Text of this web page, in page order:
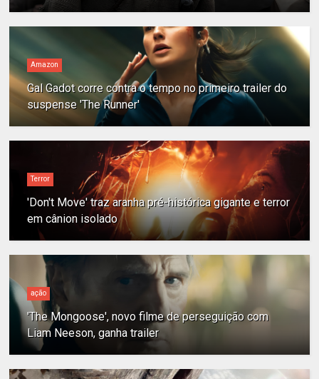
Amazon
Gal Gadot corre contra o tempo no primeiro trailer do
suspense 'The Runner'
Terror
'Don't Move' traz aranha pré-histórica gigante e terror
em cânion isolado
ação
'The Mongoose', novo filme de perseguição com
Liam Neeson, ganha trailer